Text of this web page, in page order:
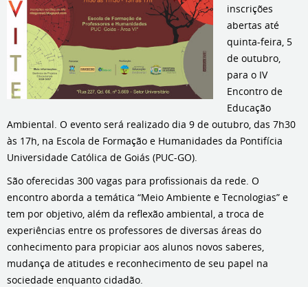
inscrições
abertas até
quinta-feira, 5
de outubro,
para o IV
Encontro de
Educação
Ambiental. O evento será realizado dia 9 de outubro, das 7h30
às 17h, na Escola de Formação e Humanidades da Pontifícia
Universidade Católica de Goiás (PUC-GO).
São oferecidas 300 vagas para profissionais da rede. O
encontro aborda a temática “Meio Ambiente e Tecnologias” e
tem por objetivo, além da reflexão ambiental, a troca de
experiências entre os professores de diversas áreas do
conhecimento para propiciar aos alunos novos saberes,
mudança de atitudes e reconhecimento de seu papel na
sociedade enquanto cidadão.